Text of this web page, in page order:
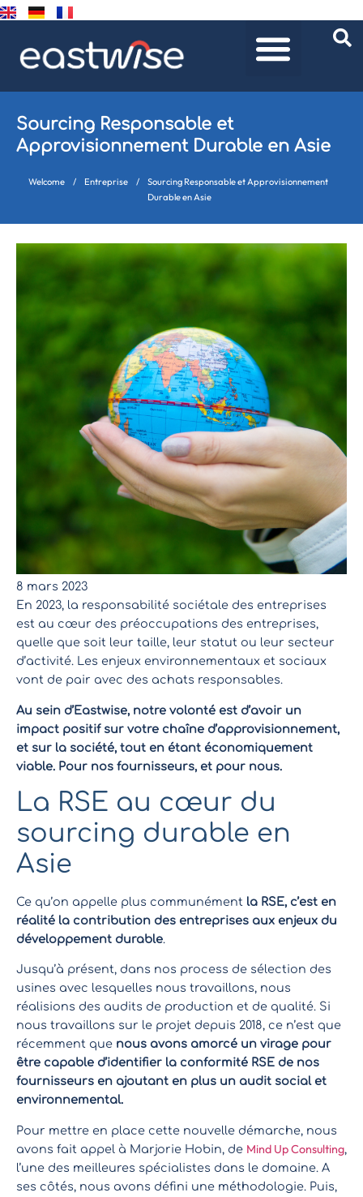
Sourcing Responsable et
Approvisionnement Durable en Asie
Welcome / Entreprise /
Sourcing Responsable et Approvisionnement
Durable en Asie
8 mars 2023
En 2023, la responsabilité sociétale des entreprises
est au cœur des préoccupations des entreprises,
quelle que soit leur taille, leur statut ou leur secteur
d’activité. Les enjeux environnementaux et sociaux
vont de pair avec des achats responsables.
Au sein d’Eastwise, notre volonté est d’avoir un
impact positif sur votre chaîne d’approvisionnement,
et sur la société, tout en étant économiquement
viable. Pour nos fournisseurs, et pour nous.
La RSE au cœur du
sourcing durable en
Asie
Ce qu’on appelle plus communément la RSE, c’est en
réalité la contribution des entreprises aux enjeux du
développement durable.
Jusqu’à présent, dans nos process de sélection des
usines avec lesquelles nous travaillons, nous
réalisions des audits de production et de qualité. Si
nous travaillons sur le projet depuis 2018, ce n’est que
récemment que nous avons amorcé un virage pour
être capable d’identifier la conformité RSE de nos
fournisseurs en ajoutant en plus un audit social et
environnemental.
Pour mettre en place cette nouvelle démarche, nous
avons fait appel à Marjorie Hobin, de Mind Up Consulting,
l’une des meilleures spécialistes dans le domaine. A
ses côtés, nous avons défini une méthodologie. Puis,